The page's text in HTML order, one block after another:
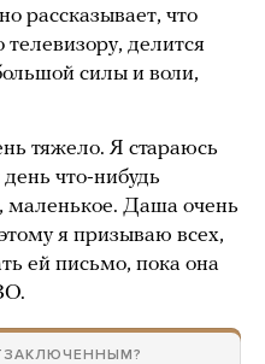
рассказывает, что
делится
силы и воли,
тяжело. Я стараюсь
что-нибудь
маленькое. Даша очень
я призываю всех,
ей письмо, пока она